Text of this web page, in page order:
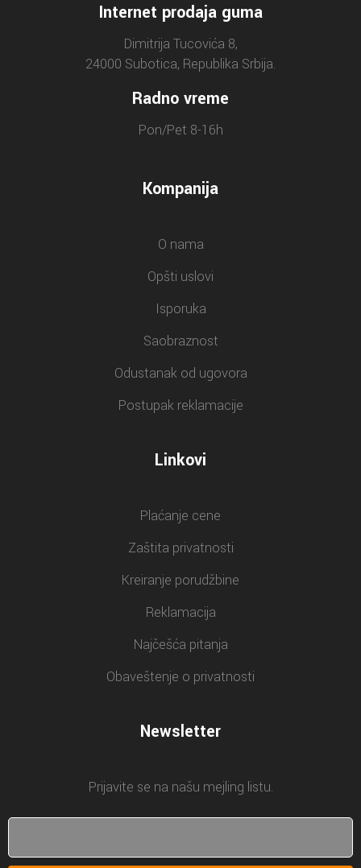
Internet prodaja guma
Dimitrija Tucovića 8,
24000 Subotica, Republika Srbija.
Radno vreme
Pon/Pet 8-16h
Kompanija
O nama
Opšti uslovi
Isporuka
Saobraznost
Odustanak od ugovora
Postupak reklamacije
Linkovi
Plaćanje cene
Zaštita privatnosti
Kreiranje porudžbine
Reklamacija
Najčešća pitanja
Obaveštenje o privatnosti
Newsletter
Prijavite se na našu mejling listu.